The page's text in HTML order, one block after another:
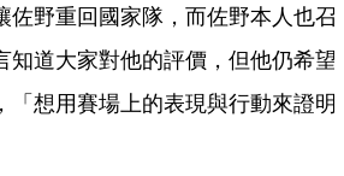
佐野重回國家隊，而佐野本人也召
知道大家對他的評價，但他仍希望
「想用賽場上的表現與行動來證明